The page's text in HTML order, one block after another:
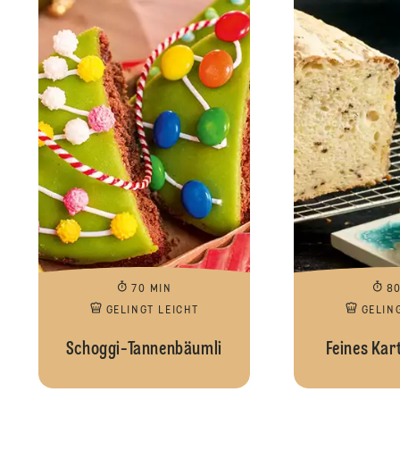
70 MIN
GELINGT LEICHT
Schoggi-Tannenbäumli Feines